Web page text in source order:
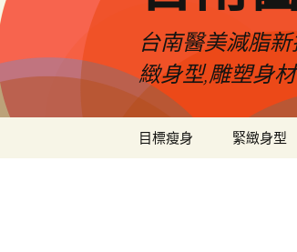
台南醫美減脂
緻身型,雕塑身
目標瘦身 緊緻身型